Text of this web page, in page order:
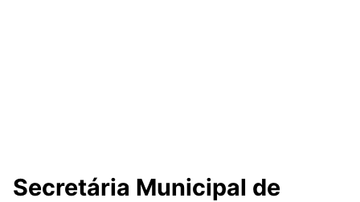
Secretária Municipal de